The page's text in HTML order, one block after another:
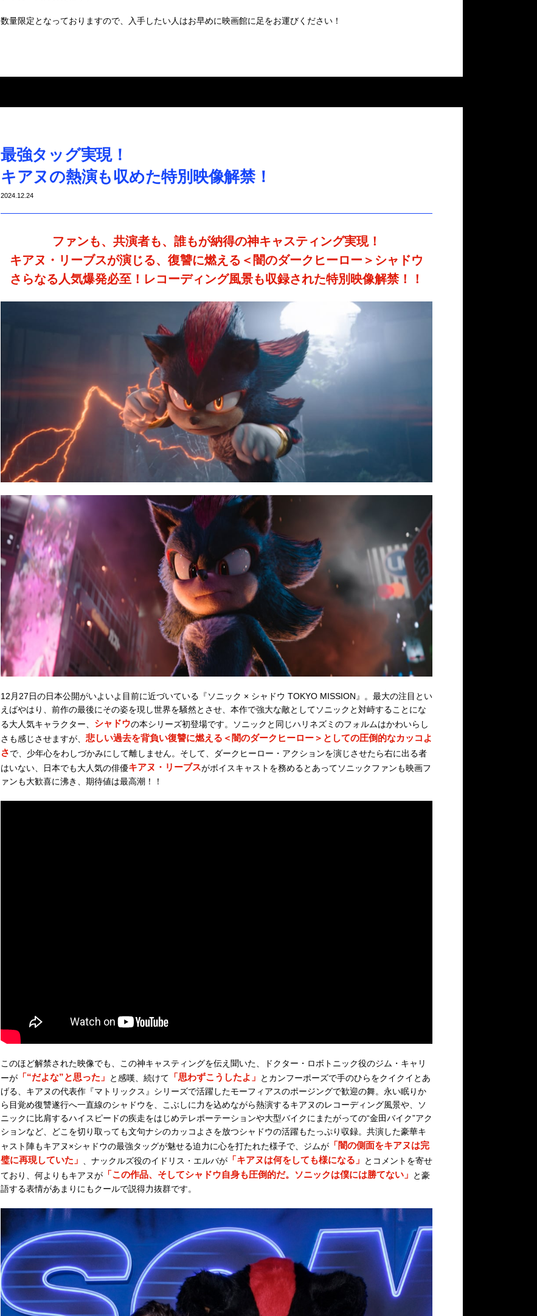
数量限定となっておりますので、入手したい人はお早めに映画館に足をお運びください！
最強タッグ実現！
キアヌの熱演も収めた特別映像解禁！
2024.12.24
ファンも、共演者も、誰もが納得の神キャスティング実現！
キアヌ・リーブスが演じる、復讐に燃える＜闇のダークヒーロー＞シャドウ
さらなる人気爆発必至！レコーディング風景も収録された特別映像解禁！！
12月27日の日本公開がいよいよ目前に近づいている『ソニック × シャドウ TOKYO MISSION』。最大の注目とい
えばやはり、前作の最後にその姿を現し世界を騒然とさせ、本作で強大な敵としてソニックと対峙することにな
る大人気キャラクター、 シャドウの本シリーズ初登場です。ソニックと同じハリネズミのフォルムはかわいらし
さも感じさせますが、 悲しい過去を背負い復讐に燃える＜闇のダークヒーロー＞としての圧倒的なカッコよ
さで、少年心をわしづかみにして離しません。そして、ダークヒーロー・アクションを演じさせたら右に出る者
はいない、日本でも大人気の俳優キアヌ・リーブスがボイスキャストを務めるとあってソニックファンも映画フ
ァンも大歓喜に沸き、期待値は最高潮！！
このほど解禁された映像でも、この神キャスティングを伝え聞いた、ドクター・ロボトニック役のジム・キャリ
ーが 「“だよな”と思った」 と感嘆、続けて 「思わずこうしたよ」
とカンフーポーズで手のひらをクイクイとあ
げる、キアヌの代表作『マトリックス』シリーズで活躍したモーフィアスのポージングで歓迎の舞。永い眠りか
ら目覚め復讐遂行へ一直線のシャドウを、こぶしに力を込めながら熱演するキアヌのレコーディング風景や、ソ
ニックに比肩するハイスピードの疾走をはじめテレポーテーションや大型バイクにまたがっての“金田バイク”アク
ションなど、どこを切り取っても文句ナシのカッコよさを放つシャドウの活躍もたっぷり収録。共演した豪華キ
ャスト陣もキアヌ×シャドウの最強タッグが魅せる迫力に心を打たれた様子で、ジムが 「闇の側面をキアヌは完
璧に再現していた」
、ナックルズ役のイドリス・エルバが 「キアヌは何をしても様になる」
とコメントを寄せ
ており、何よりもキアヌが 「この作品、そしてシャドウ自身も圧倒的だ。ソニックは僕には勝てない」
と豪
語する表情があまりにもクールで説得力抜群です。